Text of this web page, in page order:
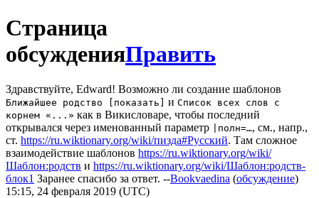
Страница
обсужденияПравить
Здравствуйте, Edward! Возможно ли создание шаблонов
Ближайшее родство [показать] и Список всех слов с
корнем «...» как в Викисловаре, чтобы последний
открывался через именованный параметр
|полн=…, см., напр.,
ст. https://ru.wiktionary.org/wiki/пизда#Русский. Там сложное
взаимодействие шаблонов https://ru.wiktionary.org/wiki/
Шаблон:родств и https://ru.wiktionary.org/wiki/Шаблон:родств-
блок1 Заранее спасибо за ответ. --Bookvaedina (обсуждение)
15:15, 24 февраля 2019 (UTC)